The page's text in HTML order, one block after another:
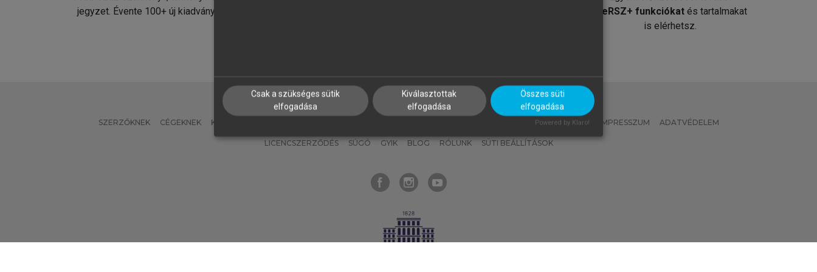
jegyzet. Évente 100+ új kiadvány.
MeRSZ+ funkciókat és tartalmakat
is elérhetsz.
SZERZŐKNEK CÉGEKNEK KÖNYVTÁROSOKNAK MI – ÁLTALÁNOS IRÁNYELVEK IMPRESSZUM ADATVÉDELEM
LICENCSZERZŐDÉS SÚGÓ GYIK BLOG RÓLUNK SÜTI BEÁLLÍTÁSOK
Csak a szükséges sütik
elfogadása
Kiválasztottak
elfogadása
Összes süti
elfogadása
Powered by Klaro!